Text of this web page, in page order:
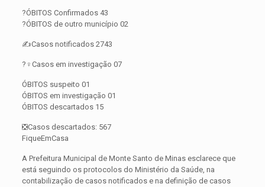
?ÓBITOS Confirmados 43
?ÓBITOS de outro município 02
✍️Casos notificados 2743
?️‍♀️Casos em investigação 07
ÓBITOS suspeito 01
ÓBITOS em investigação 01
ÓBITOS descartados 15
❎Casos descartados: 567
FiqueEmCasa
A Prefeitura Municipal de Monte Santo de Minas esclarece que
está seguindo os protocolos do Ministério da Saúde, na
contabilização de casos notificados e na definição de casos